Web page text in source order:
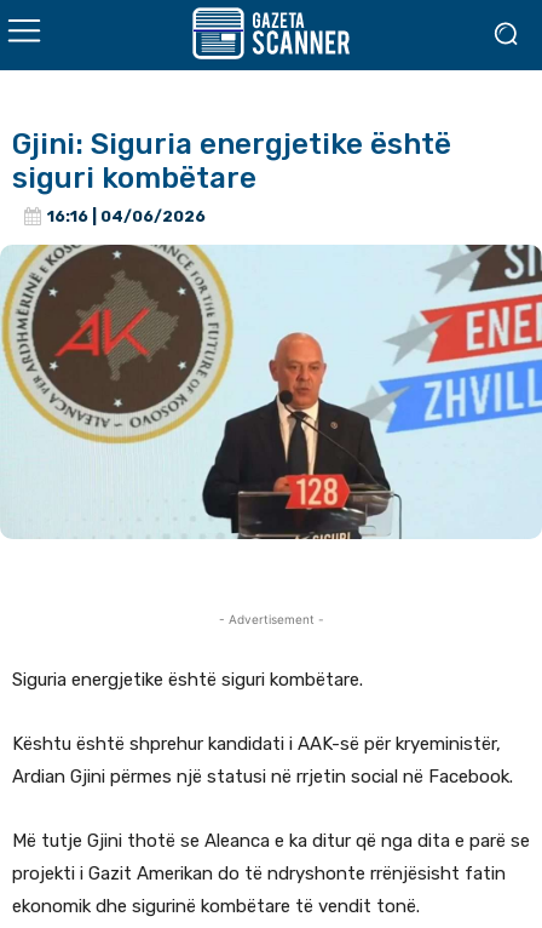
Gjini: Siguria energjetike është
siguri kombëtare
16:16 | 04/06/2026
- Advertisement -
Siguria energjetike është siguri kombëtare.
Kështu është shprehur kandidati i AAK-së për kryeministër,
Ardian Gjini përmes një statusi në rrjetin social në Facebook.
Më tutje Gjini thotë se Aleanca e ka ditur që nga dita e parë se
projekti i Gazit Amerikan do të ndryshonte rrënjësisht fatin
ekonomik dhe sigurinë kombëtare të vendit tonë.